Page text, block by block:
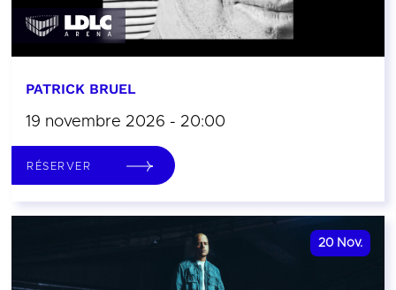
PATRICK BRUEL
19 novembre 2026 - 20:00
RÉSERVER
20 Nov.